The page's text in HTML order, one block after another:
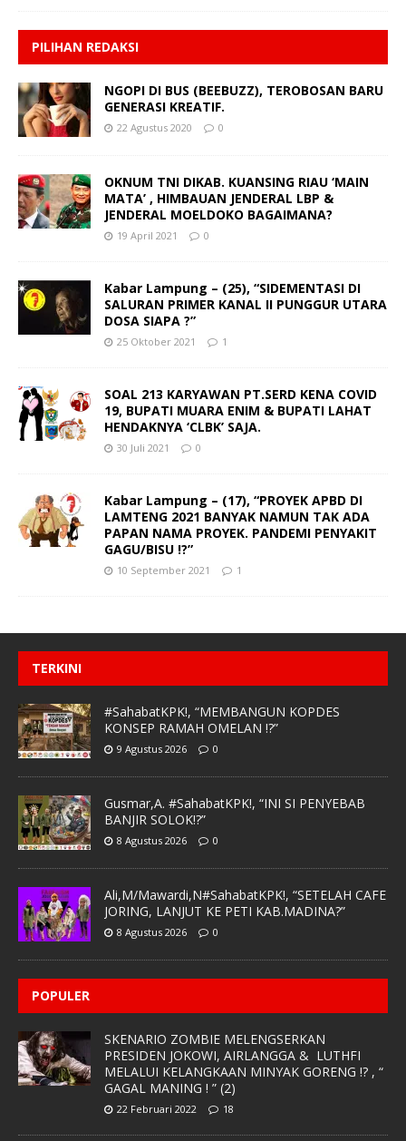
PILIHAN REDAKSI
NGOPI DI BUS (BEEBUZZ), TEROBOSAN BARU
GENERASI KREATIF.
22 Agustus 2020 0
OKNUM TNI DIKAB. KUANSING RIAU ‘MAIN
MATA’ , HIMBAUAN JENDERAL LBP &
JENDERAL MOELDOKO BAGAIMANA?
19 April 2021 0
Kabar Lampung – (25), “SIDEMENTASI DI
SALURAN PRIMER KANAL II PUNGGUR UTARA
DOSA SIAPA ?”
25 Oktober 2021 1
SOAL 213 KARYAWAN PT.SERD KENA COVID
19, BUPATI MUARA ENIM & BUPATI LAHAT
HENDAKNYA ‘CLBK’ SAJA.
30 Juli 2021 0
Kabar Lampung – (17), “PROYEK APBD DI
LAMTENG 2021 BANYAK NAMUN TAK ADA
PAPAN NAMA PROYEK. PANDEMI PENYAKIT
GAGU/BISU !?”
10 September 2021 1
TERKINI
#SahabatKPK!, “MEMBANGUN KOPDES
KONSEP RAMAH OMELAN !?”
9 Agustus 2026 0
Gusmar,A. #SahabatKPK!, “INI SI PENYEBAB
BANJIR SOLOK!?”
8 Agustus 2026 0
Ali,M/Mawardi,N#SahabatKPK!, “SETELAH CAFE
JORING, LANJUT KE PETI KAB.MADINA?”
8 Agustus 2026 0
POPULER
SKENARIO ZOMBIE MELENGSERKAN
PRESIDEN JOKOWI, AIRLANGGA & LUTHFI
MELALUI KELANGKAAN MINYAK GORENG !? , “
GAGAL MANING ! ” (2)
22 Februari 2022 18